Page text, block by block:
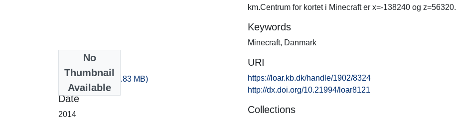
No
Thumbnail
Available
-280_100.zip(347.83 MB)
Date
2014
km.Centrum for kortet i Minecraft er x=-138240 og z=56320.
Keywords
Minecraft, Danmark
URI
https://loar.kb.dk/handle/1902/8324
http://dx.doi.org/10.21994/loar8121
Collections